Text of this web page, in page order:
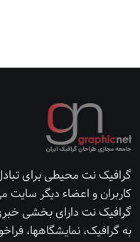
گرافیک نت محیطی برای
کاربران و اعضاء دیگر سایت
گرافیک نت دارای بخشی
به گرافیک، نمایشگاهها،